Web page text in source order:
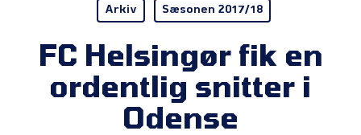
Arkiv Sæsonen 2017/18
FC Helsingør fik en
ordentlig snitter i
Odense